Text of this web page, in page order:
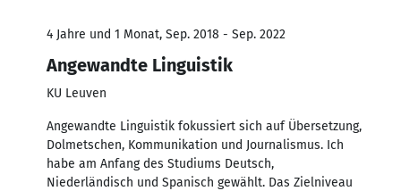
4 Jahre und 1 Monat, Sep. 2018 - Sep. 2022
Angewandte Linguistik
KU Leuven
Angewandte Linguistik fokussiert sich auf Übersetzung,
Dolmetschen, Kommunikation und Journalismus. Ich
habe am Anfang des Studiums Deutsch,
Niederländisch und Spanisch gewählt. Das Zielniveau